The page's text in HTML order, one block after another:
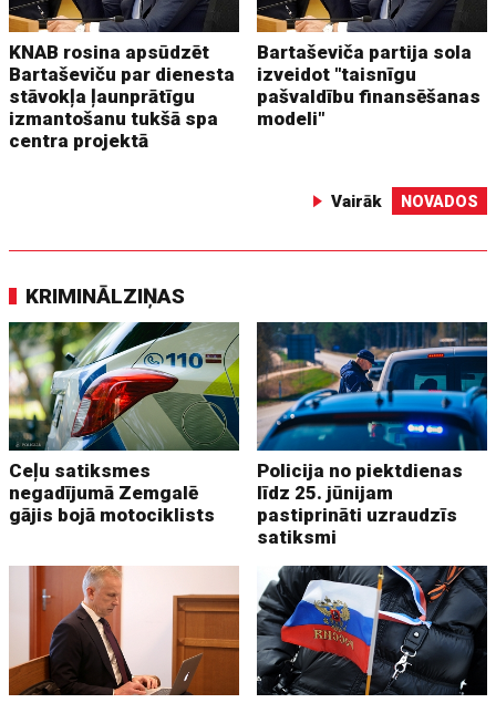
KNAB rosina apsūdzēt
Bartaševiču par dienesta
stāvokļa ļaunprātīgu
izmantošanu tukšā spa
centra projektā
Bartaševiča partija sola
izveidot "taisnīgu
pašvaldību finansēšanas
modeli"
Vairāk NOVADOS
KRIMINĀLZIŅAS
Ceļu satiksmes
negadījumā Zemgalē
gājis bojā motociklists
Policija no piektdienas
līdz 25. jūnijam
pastiprināti uzraudzīs
satiksmi